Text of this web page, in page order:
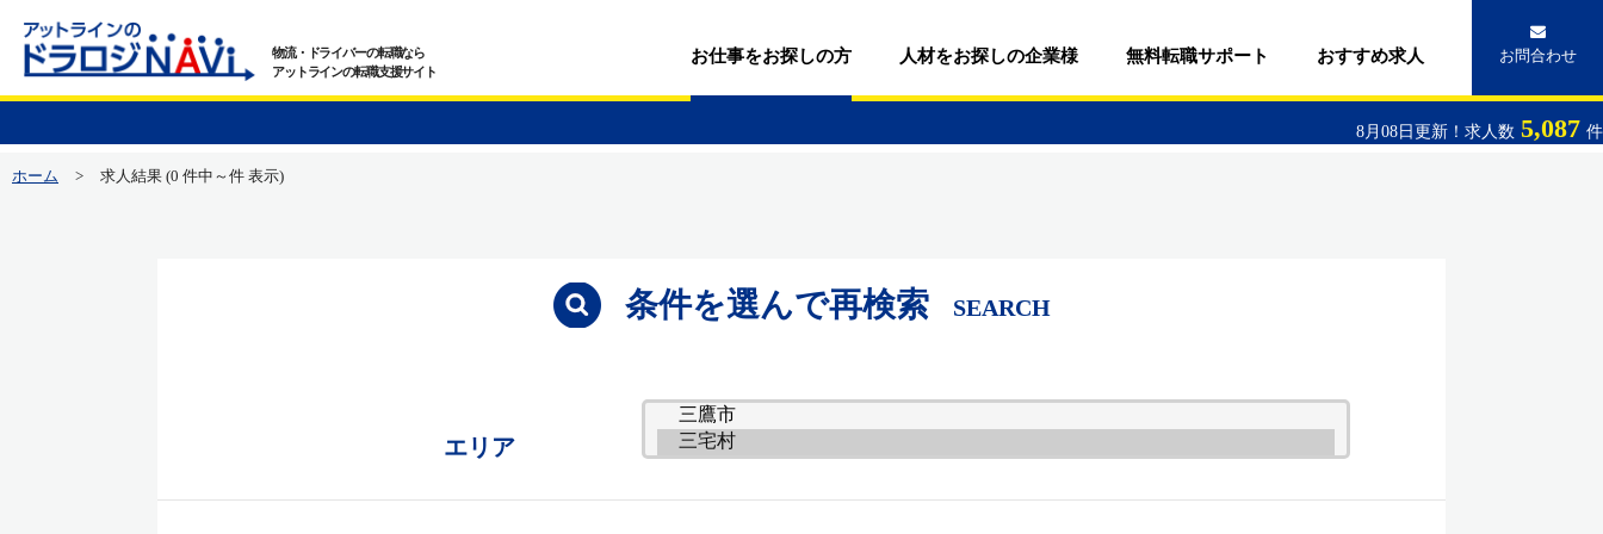
物流・ドライバーの転職なら
アットラインの転職支援サイト
お問合わせ
お仕事をお探しの方 人材をお探しの企業様 無料転職サポート おすすめ求人
8月08日更新！求人数 5,087 件
ホーム > 求人結果 (0 件中～件 表示)
条件を選んで再検索 SEARCH
エリア